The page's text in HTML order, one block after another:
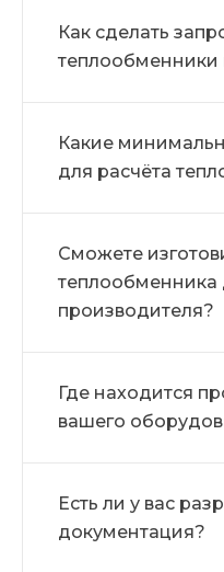
Как сделать
теплообменники
Какие
для расчёта
Сможете
теплообменника
производителя?
Где находится
вашего
Есть ли у вас
документация?